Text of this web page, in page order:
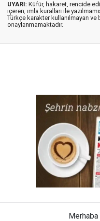
UYARI: Küfür, hakaret, rencide
içeren, imla kuralları ile
Türkçe karakter kullanılmayan ve
onaylanmamaktadır.